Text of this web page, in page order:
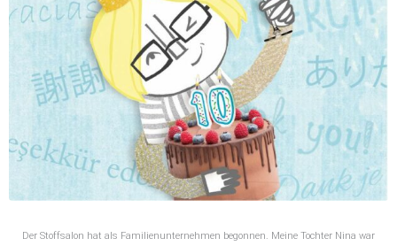
Der Stoffsalon hat als Familienunternehmen begonnen. Meine Tochter Nina war